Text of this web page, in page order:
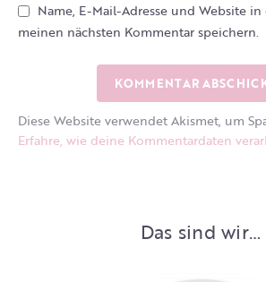
Name, E-Mail-Adresse und Website
meinen nächsten Kommentar speichern.
Diese Website verwendet Akismet, um
Erfahre, wie deine Kommentardaten
Das sind wir…